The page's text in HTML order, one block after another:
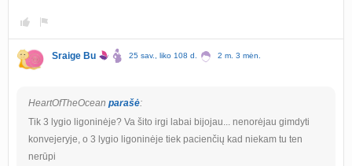
Sraige Bu 25 sav., liko 108 d. 2 m. 3 mėn.
HeartOfTheOcean parašė:
Tik 3 lygio ligoninėje? Va šito irgi labai bijojau... nenorėjau gimdyti
konvejeryje, o 3 lygio ligoninėje tiek pacienčių kad niekam tu ten
nerūpi